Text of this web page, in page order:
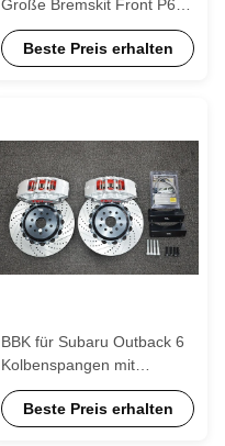
Große Bremskit Front P60S
geschmiedet 6
Kolbenspangen 18 Zoll Rad
Beste Preis erhalten
BBK für Subaru Outback 6
Kolbenspangen mit
355*32mm Rotor 18 Zoll
Rad P60S
Beste Preis erhalten